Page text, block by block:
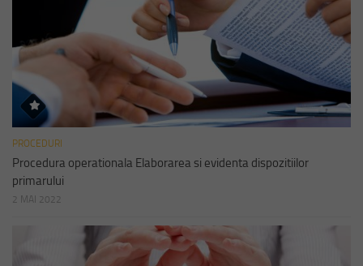
PROCEDURI
Procedura operationala Elaborarea si evidenta dispozitiilor
primarului
2 MAI 2022